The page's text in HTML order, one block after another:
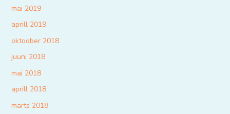
mai 2019
aprill 2019
oktoober 2018
juuni 2018
mai 2018
aprill 2018
märts 2018